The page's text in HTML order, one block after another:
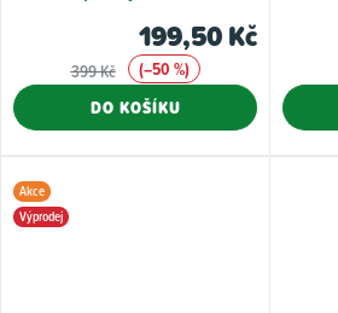
199,50 Kč
399 Kč
(–50 %)
DO KOŠÍKU
Akce
Výprodej